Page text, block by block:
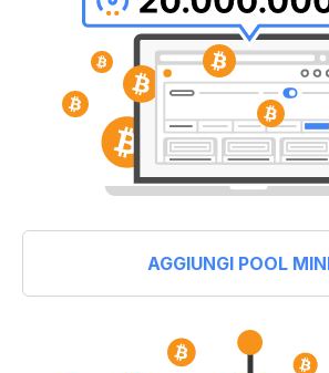
AGGIUNGI POOL